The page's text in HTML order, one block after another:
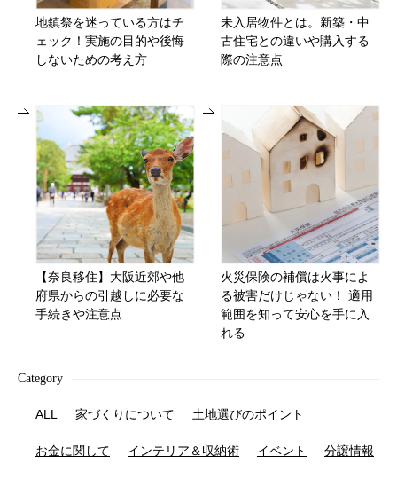
地鎮祭を迷っている方はチ
ェック！実施の目的や後悔
しないための考え方
未入居物件とは。新築・中
古住宅との違いや購入する
際の注意点
【奈良移住】大阪近郊や他
府県からの引越しに必要な
手続きや注意点
火災保険の補償は火事によ
る被害だけじゃない！ 適用
範囲を知って安心を手に入
れる
Category
ALL 家づくりについて 土地選びのポイント
お金に関して インテリア＆収納術 イベント 分譲情報